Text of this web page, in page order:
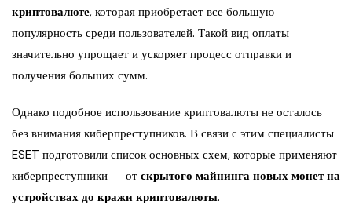
криптовалюте, которая приобретает все большую
популярность среди пользователей. Такой вид оплаты
значительно упрощает и ускоряет процесс отправки и
получения больших сумм.
Однако подобное использование криптовалюты не осталось
без внимания киберпреступников. В связи с этим специалисты
ESET подготовили список основных схем, которые применяют
киберпреступники ― от скрытого майнинга новых монет на
устройствах до кражи криптовалюты.